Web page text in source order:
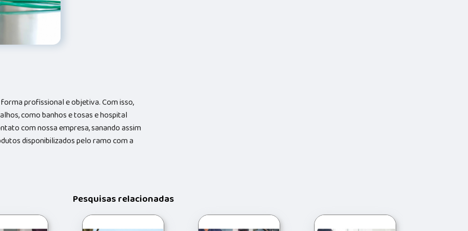
profissional e objetiva. Com isso,
como banhos e tosas e hospital
com nossa empresa, sanando assim
disponibilizados pelo ramo com a
Pesquisas relacionadas